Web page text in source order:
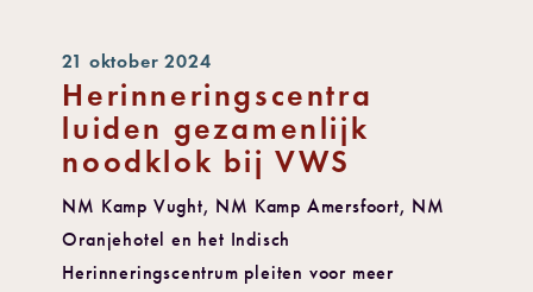
21 oktober 2024
Herinneringscentra
luiden gezamenlijk
noodklok bij VWS
NM Kamp Vught, NM Kamp Amersfoort, NM
Oranjehotel en het Indisch
Herinneringscentrum pleiten voor meer